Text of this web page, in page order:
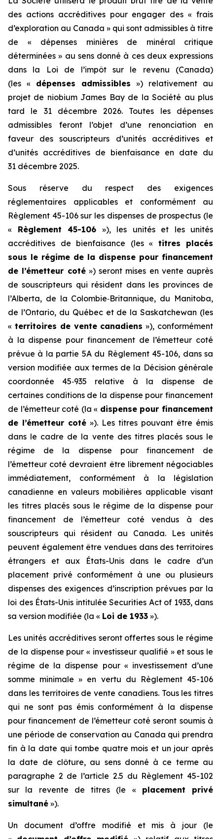
des actions accréditives pour engager des « frais
d’exploration au Canada » qui sont admissibles à titre
de « dépenses minières de minéral critique
déterminées » au sens donné à ces deux expressions
dans la
Loi de l’impôt sur le revenu (Canada)
(les « dépenses admissibles ») relativement au
projet de niobium James Bay de la Société au plus
tard le 31 décembre 2026. Toutes les dépenses
admissibles feront l’objet d’une renonciation en
faveur des souscripteurs d’unités accréditives et
d’unités accréditives de bienfaisance en date du
31 décembre 2025.
Sous réserve du respect des exigences
réglementaires applicables et conformément au
Règlement 45-106 sur les dispenses de prospectus (le
« Règlement 45-106 »), les unités et les unités
accréditives de bienfaisance (les « titres placés
sous le régime de la dispense pour financement
de l’émetteur coté») seront mises en vente auprès
de souscripteurs qui résident dans les provinces de
l’Alberta, de la Colombie‑Britannique, du Manitoba,
de l’Ontario, du Québec et de la Saskatchewan (les
« territoires de vente canadiens »), conformément
à la dispense pour financement de l’émetteur coté
prévue à la partie 5A du Règlement 45-106, dans sa
version modifiée aux termes de la Décision générale
coordonnée 45‑935 relative à la dispense de
certaines conditions de la dispense pour financement
de l’émetteur coté (la « dispense pour financement
de l’émetteur coté »). Les titres pouvant être émis
dans le cadre de la vente des titres placés sous le
régime de la dispense pour financement de
l’émetteur coté devraient être librement négociables
immédiatement, conformément à la législation
canadienne en valeurs mobilières applicable visant
les titres placés sous le régime de la dispense pour
financement de l’émetteur coté vendus à des
souscripteurs qui résident au Canada. Les unités
peuvent également être vendues dans des territoires
étrangers et aux États-Unis dans le cadre d’un
placement privé conformément à une ou plusieurs
dispenses des exigences d’inscription prévues par la
loi des États-Unis intitulée Securities Act of 1933, dans
sa version modifiée (la « Loi de 1933 »).
Les unités accréditives seront offertes sous le régime
de la dispense pour « investisseur qualifié » et sous le
régime de la dispense pour « investissement d’une
somme minimale » en vertu du Règlement 45-106
dans les territoires de vente canadiens. Tous les titres
qui ne sont pas émis conformément à la dispense
pour financement de l’émetteur coté seront soumis à
une période de conservation au Canada qui prendra
fin à la date qui tombe quatre mois et un jour après
la date de clôture, au sens donné à ce terme au
paragraphe 2 de l’article 2.5 du Règlement 45-102
sur la revente de titres (le « placement privé
simultané »).
Un document d’offre modifié et mis à jour (le